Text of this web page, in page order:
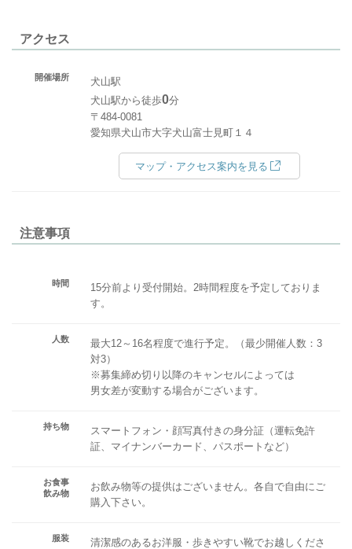
アクセス
開催場所
犬山駅
犬山駅から徒歩0分
〒484-0081
愛知県犬山市大字犬山富士見町１４
マップ・アクセス案内を見る
注意事項
時間
15分前より受付開始。2時間程度を予定しておりま
す。
人数
最大12～16名程度で進行予定。（最少開催人数：3
対3）
※募集締め切り以降のキャンセルによっては
男女差が変動する場合がございます。
持ち物
スマートフォン・顔写真付きの身分証（運転免許
証、マイナンバーカード、パスポートなど）
お食事
飲み物
お飲み物等の提供はございません。各自で自由にご
購入下さい。
服装
清潔感のあるお洋服・歩きやすい靴でお越しくださ